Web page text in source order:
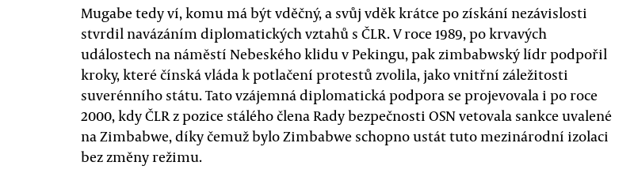
Mugabe tedy ví, komu má být vděčný, a svůj vděk krátce po získání nezávislosti
stvrdil navázáním diplomatických vztahů s ČLR. V roce 1989, po krvavých
událostech na náměstí Nebeského klidu v Pekingu, pak zimbabwský lídr podpořil
kroky, které čínská vláda k potlačení protestů zvolila, jako vnitřní záležitosti
suverénního státu. Tato vzájemná diplomatická podpora se projevovala i po roce
2000, kdy ČLR z pozice stálého člena Rady bezpečnosti OSN vetovala sankce uvalené
na Zimbabwe, díky čemuž bylo Zimbabwe schopno ustát tuto mezinárodní izolaci
bez změny režimu.